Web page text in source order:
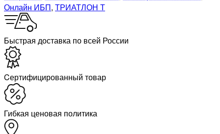
Онлайн ИБП, ТРИАТЛОН Т
Быстрая доставка по всей России
Cертифицированный товар
Гибкая ценовая политика